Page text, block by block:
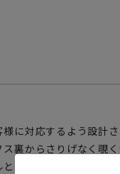
に対応するよう設計
裏からさりげなく覗
綿の混紡素材は強度に